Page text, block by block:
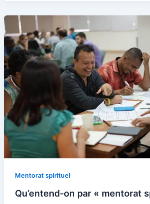
Mentorat spirituel
Qu’entend-on par « mentorat